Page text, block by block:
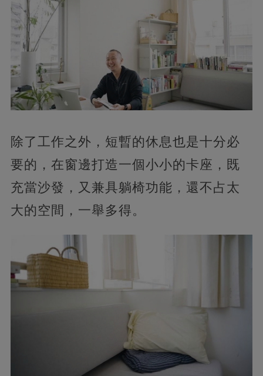
除了工作之外，短暫的休息也是十分必
要的，在窗邊打造一個小小的卡座，既
充當沙發，又兼具躺椅功能，還不占太
大的空間，一舉多得。